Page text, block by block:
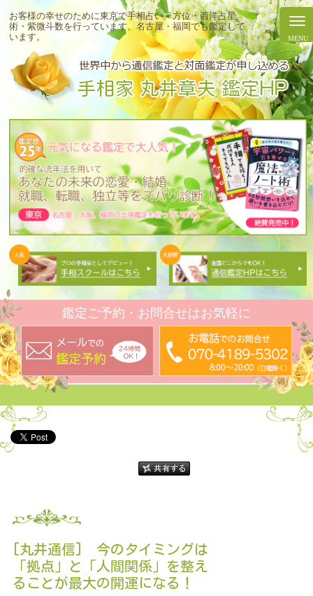
お客様の幸せのために東京で手相占い・方位・西洋占星
術・紫微斗数を行っています。名古屋・福岡でも鑑定して
います。
鑑定ご予約・お問合せはお気軽に
[丸井通信] 今のタイミングは
「拠点」と「人間関係」を整え
ることが最大の開運になる！